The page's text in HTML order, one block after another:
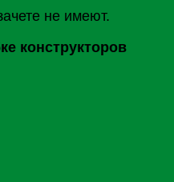
не имеют.
конструкторов